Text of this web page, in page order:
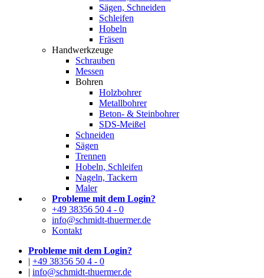
Sägen, Schneiden
Schleifen
Hobeln
Fräsen
Handwerkzeuge
Schrauben
Messen
Bohren
Holzbohrer
Metallbohrer
Beton- & Steinbohrer
SDS-Meißel
Schneiden
Sägen
Trennen
Hobeln, Schleifen
Nageln, Tackern
Maler
Probleme mit dem Login?
+49 38356 50 4 - 0
info@schmidt-thuermer.de
Kontakt
Probleme mit dem Login?
| +49 38356 50 4 - 0
| info@schmidt-thuermer.de